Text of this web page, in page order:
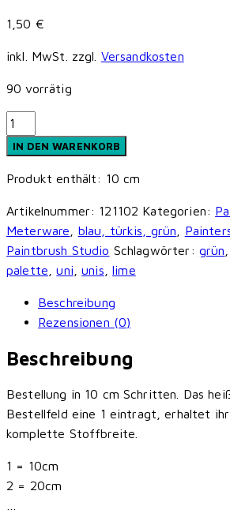
1,50 €
inkl. MwSt. zzgl. Versandkosten
90 vorrätig
Paintbrush
Studio
-
Painters
Unis
-
Limelight
Menge
IN DEN WARENKORB
Produkt enthält: 10 cm
Artikelnummer: 121102 Kategorien:
Meterware
blau, türkis, grün
Paintbrush Studio Schlagwörter: grün
palette ,uni ,unis ,lime
Beschreibung
Rezensionen (0)
Beschreibung
Bestellung in 10 cm Schritten. Das
Bestellfeld eine 1 eintragt, erhaltet
komplette Stoffbreite.
1 = 10cm
2 = 20cm